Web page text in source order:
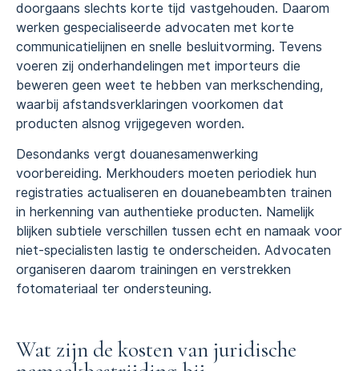
doorgaans slechts korte tijd vastgehouden. Daarom
werken gespecialiseerde advocaten met korte
communicatielijnen en snelle besluitvorming. Tevens
voeren zij onderhandelingen met importeurs die
beweren geen weet te hebben van merkschending,
waarbij afstandsverklaringen voorkomen dat
producten alsnog vrijgegeven worden.
Desondanks vergt douanesamenwerking
voorbereiding. Merkhouders moeten periodiek hun
registraties actualiseren en douanebeambten trainen
in herkenning van authentieke producten. Namelijk
blijken subtiele verschillen tussen echt en namaak voor
niet-specialisten lastig te onderscheiden. Advocaten
organiseren daarom trainingen en verstrekken
fotomateriaal ter ondersteuning.
Wat zijn de kosten van juridische